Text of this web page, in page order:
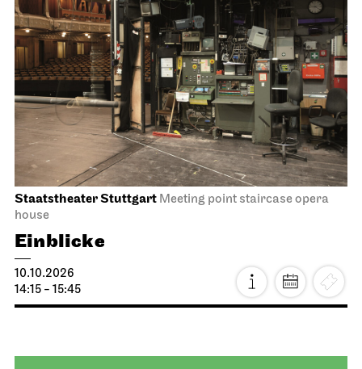
Staatstheater Stuttgart Zentrallager
Costume sale
10.10.2026
10:00 - 14:00